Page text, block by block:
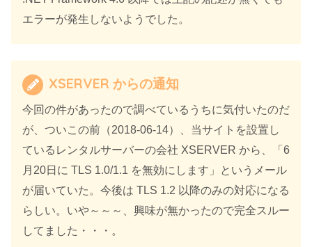
エラーが発生しないようでした。
XSERVER からの通知
今回の件があったので調べているうちに気付いたのだ
が、ついこの前（2018-06-14）、当サイトを設置し
ているレンタルサーバーの会社 XSERVER から、「6
月20日に TLS 1.0/1.1 を無効にします」というメール
が届いていた。今後は TLS 1.2 以降のみの対応になる
らしい。いや～～～、興味が無かったので完全スルー
してました・・・。